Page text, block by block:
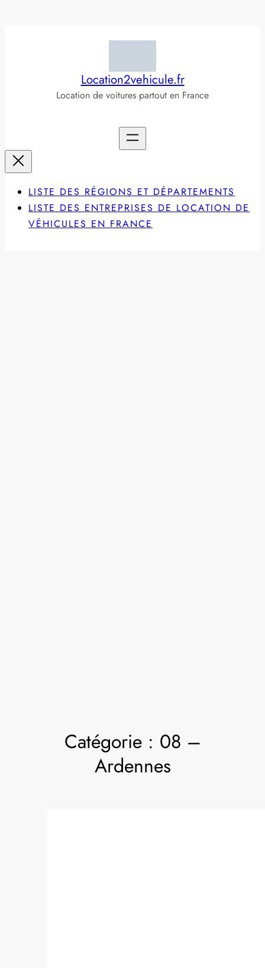
Location2vehicule.fr
Location de voitures partout en France
LISTE DES RÉGIONS ET DÉPARTEMENTS
LISTE DES ENTREPRISES DE LOCATION DE
VÉHICULES EN FRANCE
Catégorie : 08 –
Ardennes